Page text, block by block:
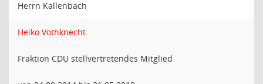
Herrn Kallenbach
Heiko Vothknecht
Fraktion CDU stellvertretendes Mitglied